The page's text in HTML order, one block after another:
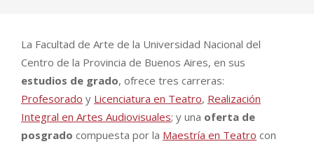
La Facultad de Arte de la Universidad Nacional del
Centro de la Provincia de Buenos Aires, en sus
estudios de grado, ofrece tres carreras:
Profesorado y Licenciatura en Teatro, Realización
Integral en Artes Audiovisuales; y una oferta de
posgrado compuesta por la Maestría en Teatro con